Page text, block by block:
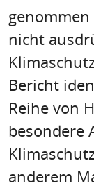
nicht
Bericht
Reihe von
besondere
anderem